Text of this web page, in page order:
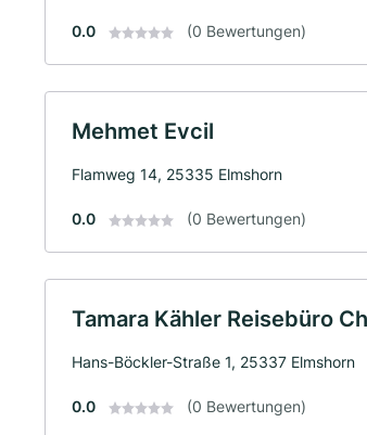
0.0 (0 Bewertungen)
Mehmet Evcil
Flamweg 14, 25335 Elmshorn
0.0 (0 Bewertungen)
Tamara Kähler Reisebüro
Hans-Böckler-Straße 1, 25337 Elmshorn
0.0 (0 Bewertungen)